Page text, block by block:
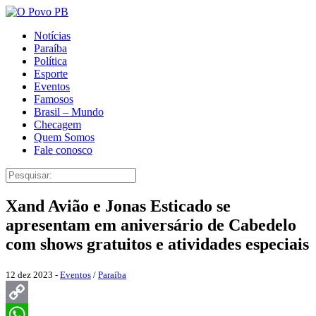
Notícias
Paraíba
Política
Esporte
Eventos
Famosos
Brasil – Mundo
Checagem
Quem Somos
Fale conosco
Xand Avião e Jonas Esticado se
apresentam em aniversário de Cabedelo
com shows gratuitos e atividades especiais
12 dez 2023 - Eventos / Paraíba